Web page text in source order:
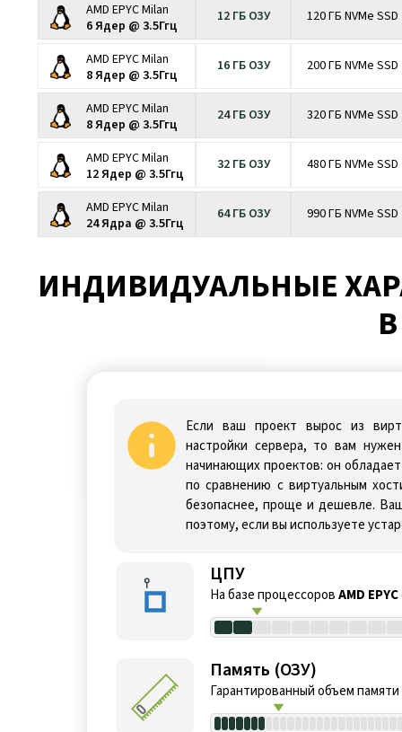
AMD EPYC Milan
6 Ядер @ 3.5Ггц
12 ГБ ОЗУ 120 ГБ NVMe SSD
AMD EPYC Milan
8 Ядер @ 3.5Ггц
16 ГБ ОЗУ 200 ГБ NVMe SSD
AMD EPYC Milan
8 Ядер @ 3.5Ггц
24 ГБ ОЗУ 320 ГБ NVMe SSD
AMD EPYC Milan
12 Ядер @ 3.5Ггц
32 ГБ ОЗУ 480 ГБ NVMe SSD
AMD EPYC Milan
24 Ядра @ 3.5Ггц
64 ГБ ОЗУ 990 ГБ NVMe SSD
ИНДИВИДУАЛЬНЫЕ
Если ваш проект вырос из
настройки сервера, то вам
начинающих проектов: он
по сравнению с виртуальным
безопаснее, проще и дешевле.
поэтому, если вы используете
ЦПУ
На базе процессоровAMD EPYC
Память (ОЗУ)
Гарантированный объем памяти